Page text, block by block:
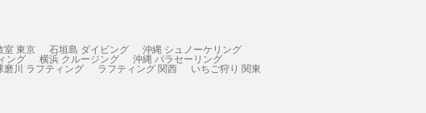
室 東京 石垣島 ダイビング 沖縄 シュノーケリング
ング 横浜 クルージング 沖縄 パラセーリング
磨川 ラフティング ラフティング 関西 いちご狩り 関東